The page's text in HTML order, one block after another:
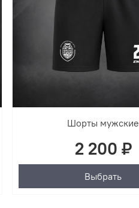
Шорты мужские
2 200 ₽
Выбрать